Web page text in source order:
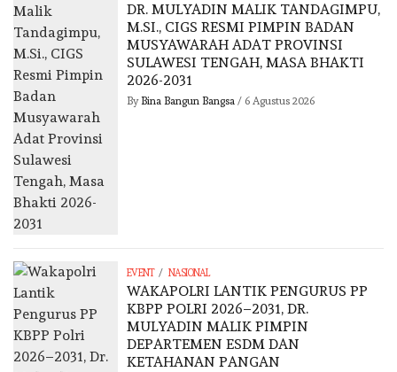
DR. MULYADIN MALIK TANDAGIMPU,
M.SI., CIGS RESMI PIMPIN BADAN
MUSYAWARAH ADAT PROVINSI
SULAWESI TENGAH, MASA BHAKTI
2026-2031
By Bina Bangun Bangsa/ 6 Agustus 2026
EVENT / NASIONAL
WAKAPOLRI LANTIK PENGURUS PP
KBPP POLRI 2026–2031, DR.
MULYADIN MALIK PIMPIN
DEPARTEMEN ESDM DAN
KETAHANAN PANGAN